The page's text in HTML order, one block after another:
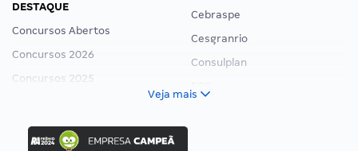
DESTAQUE
Concursos Abertos
Concursos 2026
Concursos 2025
Concurso Ibama
Cebraspe
Cesgranrio
Consulplan
Veja mais